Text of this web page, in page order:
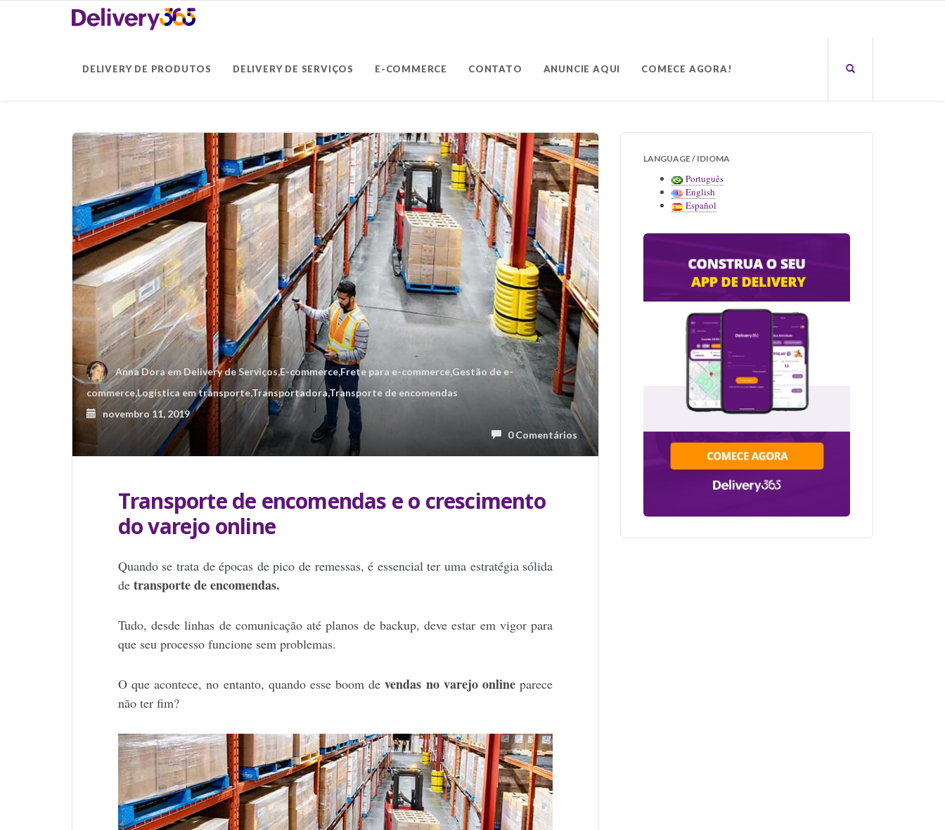
DELIVERY DE PRODUTOS DELIVERY DE SERVIÇOS E-COMMERCE CONTATO ANUNCIE AQUI COMECE AGORA!
Anna Dora em Delivery de Serviços,E-commerce,Frete para e-commerce,Gestão de e-
commerce,Logística em transporte,Transportadora,Transporte de encomendas
novembro 11, 2019
0 Comentários
Transporte de encomendas e o crescimento
do varejo online
Quando se trata de épocas de pico de remessas, é essencial ter uma estratégia sólida
de transporte de encomendas.
Tudo, desde linhas de comunicação até planos de backup, deve estar em vigor para
que seu processo funcione sem problemas.
O que acontece, no entanto, quando esse boom devendas no varejo online parece
não ter fim?
LANGUAGE / IDIOMA
Português
English
Español